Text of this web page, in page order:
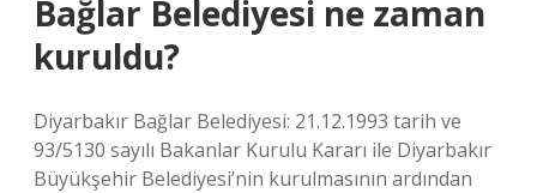
Bağlar Belediyesi ne zaman
kuruldu?
Diyarbakır Bağlar Belediyesi: 21.12.1993 tarih ve
93/5130 sayılı Bakanlar Kurulu Kararı ile Diyarbakır
Büyükşehir Belediyesi’nin kurulmasının ardından